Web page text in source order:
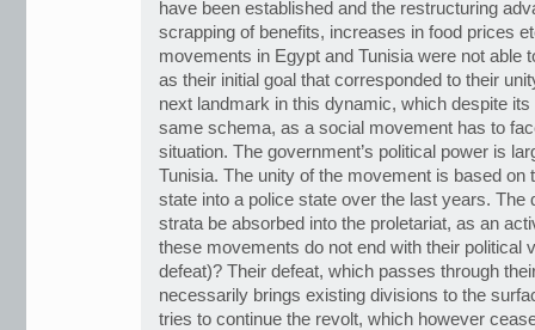
have been established and the restructuring
scrapping of benefits, increases in food prices
movements in Egypt and Tunisia were not able
as their initial goal that corresponded to their
next landmark in this dynamic, which despite
same schema, as a social movement has to
situation. The government’s political power is
Tunisia. The unity of the movement is based on
state into a police state over the last years. The
strata be absorbed into the proletariat, as an
these movements do not end with their political
defeat)? Their defeat, which passes through
necessarily brings existing divisions to the
tries to continue the revolt, which however